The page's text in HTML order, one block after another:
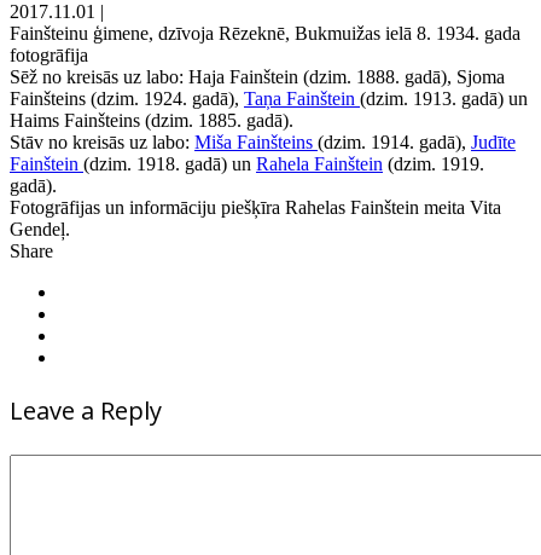
2017.11.01 |
Fainšteinu ģimene, dzīvoja Rēzeknē, Bukmuižas ielā 8. 1934. gada
fotogrāfija
Sēž no kreisās uz labo: Haja Fainštein (dzim. 1888. gadā), Sjoma
Fainšteins (dzim. 1924. gadā), Taņa Fainštein (dzim. 1913. gadā) un
Haims Fainšteins (dzim. 1885. gadā).
Stāv no kreisās uz labo: Miša Fainšteins (dzim. 1914. gadā), Judīte
Fainštein (dzim. 1918. gadā) un Rahela Fainštein (dzim. 1919.
gadā).
Fotogrāfijas un informāciju piešķīra Rahelas Fainštein meita Vita
Gendeļ.
Share
Leave a Reply